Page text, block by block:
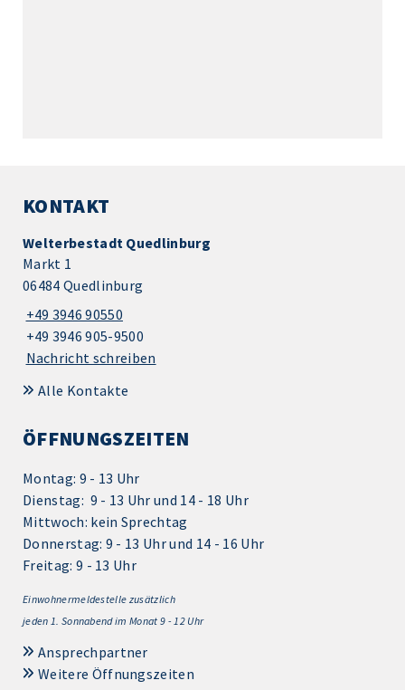
KONTAKT
Welterbestadt Quedlinburg
Markt 1
06484 Quedlinburg
+49 3946 90550
+49 3946 905-9500
Nachricht schreiben
Alle Kontakte
ÖFFNUNGSZEITEN
Montag: 9 - 13 Uhr
Dienstag: 9 - 13 Uhr und 14 - 18 Uhr
Mittwoch: kein Sprechtag
Donnerstag: 9 - 13 Uhr und 14 - 16 Uhr
Freitag: 9 - 13 Uhr
Einwohnermeldestelle zusätzlich
jeden 1. Sonnabend im Monat 9 - 12 Uhr
Ansprechpartner
Weitere Öffnungszeiten